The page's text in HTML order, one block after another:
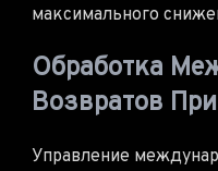
максимального
Обработка
Возвратов
Управление